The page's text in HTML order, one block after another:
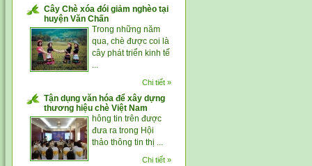
Cây Chè xóa đói giảm nghèo tại
huyện Văn Chấn
Trong những năm
qua, chè được coi là
cây phát triển kinh tế
...
Chi tiết »
Tận dụng văn hóa để xây dựng
thương hiệu chè Việt Nam
hông tin trên được
đưa ra trong Hội
thảo thông tin thị ...
Chi tiết »